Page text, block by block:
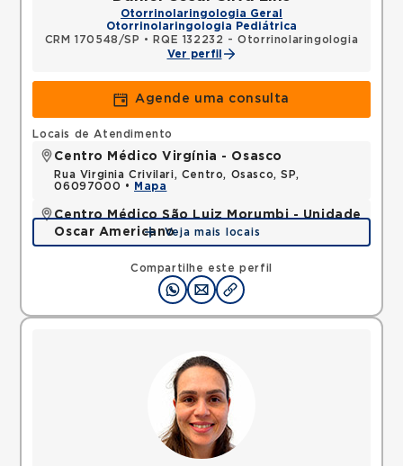
Otorrinolaringologia Geral
Otorrinolaringologia Pediátrica
CRM 170548/SP •
RQE 132232 - Otorrinolaringologia
Ver perfil
Agende uma consulta
Compartilhe este perfil
Locais de Atendimento
Centro Médico Virgínia - Osasco
Rua Virginia Crivilari, Centro, Osasco, SP,
06097000 •
Mapa
Centro Médico São Luiz Morumbi - Unidade
Oscar Americano
Rua Engenheiro Oscar Americano, Morumbi, Sao
Paulo, SP, 05673050 •
Mapa
Veja mais locais